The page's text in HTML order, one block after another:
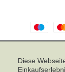
Diese